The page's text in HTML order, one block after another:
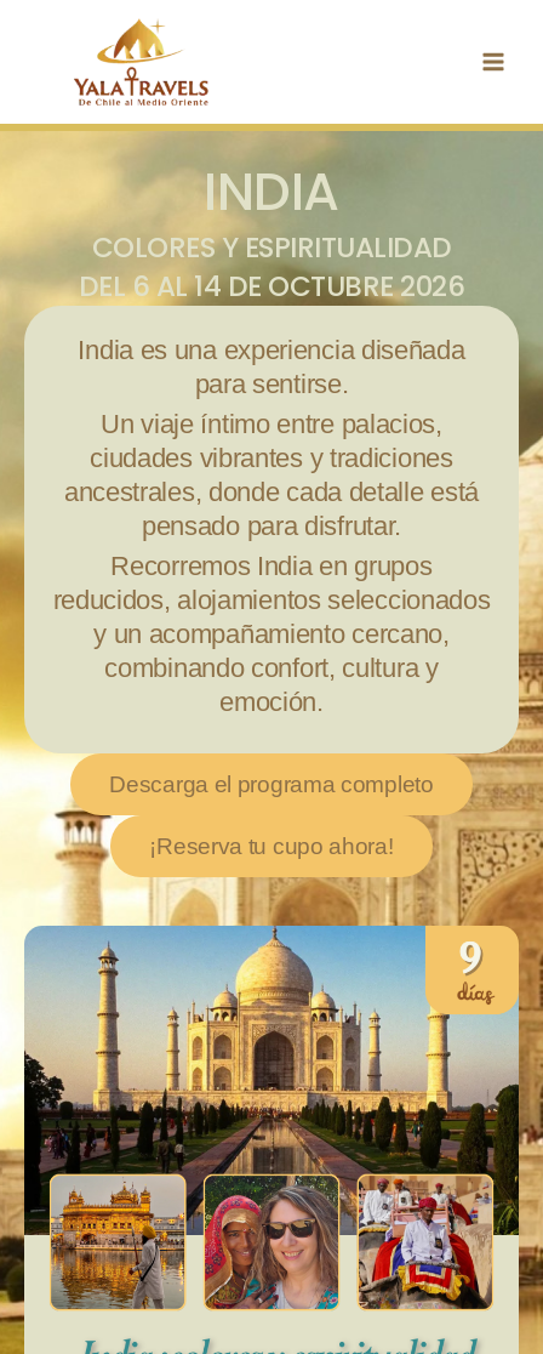
INDIA
COLORES Y ESPIRITUALIDAD
DEL 6 AL 14 DE OCTUBRE 2026
Indiaes una experiencia diseñada
para sentirse.
Un viaje íntimo entre palacios,
ciudades vibrantes y tradiciones
ancestrales, donde cada detalle está
pensado para disfrutar.
Recorremos Indiaen grupos
reducidos, alojamientos seleccionados
y un acompañamiento cercano,
combinando confort, cultura y
emoción.
Descarga el programa completo
¡Reserva tu cupo ahora!